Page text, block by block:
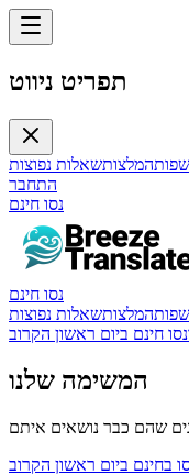
תפריט ניווט
שפותהמלצותשאלות נפוצות
התחבר
נסו חינם
נסו חינם
שפותהמלצותשאלות נפוצות
נסו חינם ביום ראשון הקרוב
המשימה שלנו
בחינם ביום ראשון הקרוב